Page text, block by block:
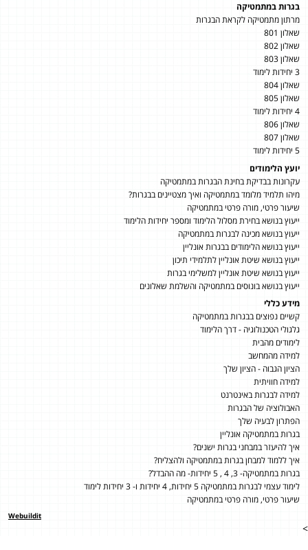
בגרות במתמטיקה
מרתון מתמטיקה לקראת הבגרות
שאלון 801
שאלון 802
שאלון 803
3 יחידות לימוד
שאלון 804
שאלון 805
4 יחידות לימוד
שאלון 806
שאלון 807
5 יחידות לימוד
יועץ הלימודים
עקרונות בבדיקת בחינת הבגרות במתמטיקה
מיהו תלמיד מלומד במתמטיקה ואיך מצטיינים בבגרות?
שיעור פרטי, מורה פרטי במתמטיקה
ייעוץ בנושא בחירת מסלול הלימוד ומספר יחידות הלימוד
ייעוץ בנושא מכינה לבגרות במתמטיקה
ייעוץ בנושא הלימודים בבגרות אונליין
ייעוץ בנושא שיטת אונליין לתלמידי תיכון
ייעוץ בנושא שיטת אונליין למשלימי בגרות
ייעוץ בנושא בונוסים במתמטיקה והשלמת שאלונים
מידע כללי
קשיים נפוצים בבגרות במתמטיקה
גלגולי הטכנולוגיה - דרך הלימוד
לימודים מהבית
למידה מהמחשב
הציון הגבוה - הציון שלך
למידה חוויתית
למידה לבגרות באינטרנט
האבולוציה של הבגרות
הפתרון לבעיה שלך
בגרות במתמטיקה אונליין
איך להיעזר במבחני בגרות ישנים?
איך ללמוד למבחן בגרות במתמטיקה ולהצליח?
בגרות במתמטיקה- 3, 4 , 5 יחידות- מה ההבדל?
לימוד עצמי לבגרות במתמטיקה 5 יחידות, 4 יחידות ו- 3 יחידות לימוד
שיעור פרטי, מורה פרטי במתמטיקה
Webuildit
>